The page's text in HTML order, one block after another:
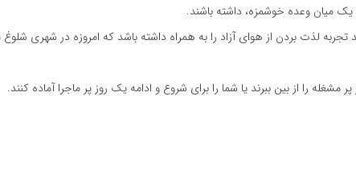
میان وعده خوشمزه، داشته باشند.
لذت بردن از هوای آزاد را به همراه داشته باشد که امروزه در شهری شلوغ
را از بین ببرند یا شما را برای شروع و ادامه یک روز پر ماجرا آماده کنند.